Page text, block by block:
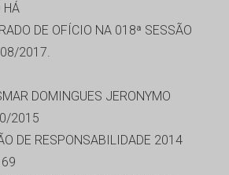
HÁ
DE OFÍCIO NA 018ª SESSÃO
08/2017.
DOMINGUES JERONYMO
2015
DE RESPONSABILIDADE 2014